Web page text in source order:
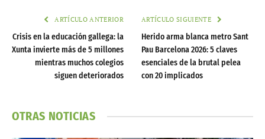
ARTÍCULO ANTERIOR
Crisis en la educación gallega: la
Xunta invierte más de 5 millones
mientras muchos colegios
siguen deteriorados
ARTÍCULO SIGUIENTE
Herido arma blanca metro Sant
Pau Barcelona 2026: 5 claves
esenciales de la brutal pelea
con 20 implicados
OTRAS NOTICIAS